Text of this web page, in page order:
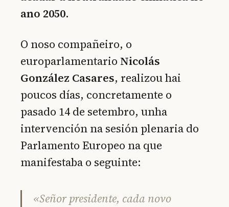
ano 2050.
O noso compañeiro, o
europarlamentario Nicolás
González Casares, realizou hai
poucos días, concretamente o
pasado 14 de setembro, unha
intervención na sesión plenaria do
Parlamento Europeo na que
manifestaba o seguinte:
«Señor presidente, cada novo